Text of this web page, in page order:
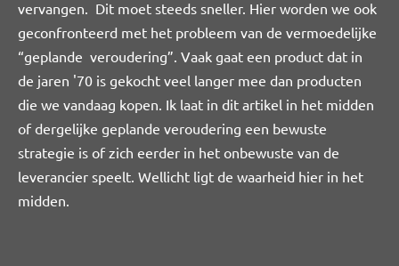
vervangen. Dit moet steeds sneller. Hier worden we ook
geconfronteerd met het probleem van de vermoedelijke
“geplande veroudering”. Vaak gaat een product dat in
de jaren '70 is gekocht veel langer mee dan producten
die we vandaag kopen. Ik laat in dit artikel in het midden
of dergelijke geplande veroudering een bewuste
strategie is of zich eerder in het onbewuste van de
leverancier speelt. Wellicht ligt de waarheid hier in het
midden.